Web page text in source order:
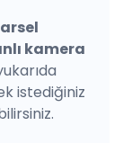
kamera
istediğiniz